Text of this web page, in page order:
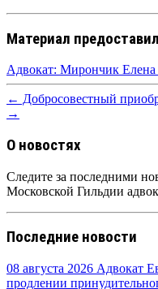
Материал предоставил
Адвокат: Мирончик
← Добросовестный
→
О новостях
Следите за последними
Московской Гильдии
Последние новости
08 августа 2026 Адвокат
продлении